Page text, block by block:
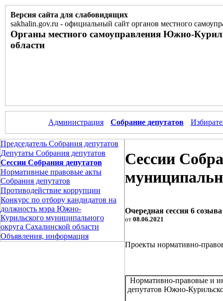
Версия сайта для слабовидящих
sakhalin.gov.ru - официальный сайт органов местного
Органы местного самоуправления Южно-
области
Администрация Собрание депутатов
Председатель Собрания депутатов
Депутаты Собрания депутатов
Сессии Собрания депутатов
Нормативные правовые акты
Собрания депутатов
Противодействие коррупции
Конкурс по отбору кандидатов на
должность мэра Южно-
Курильского муниципального
округа Сахалинской области
Объявления, информация
Сессии
Очередная сессия 6
от 08.06.2021
Проекты нормативно-
Нормативно-правовые и
депутатов Южно-